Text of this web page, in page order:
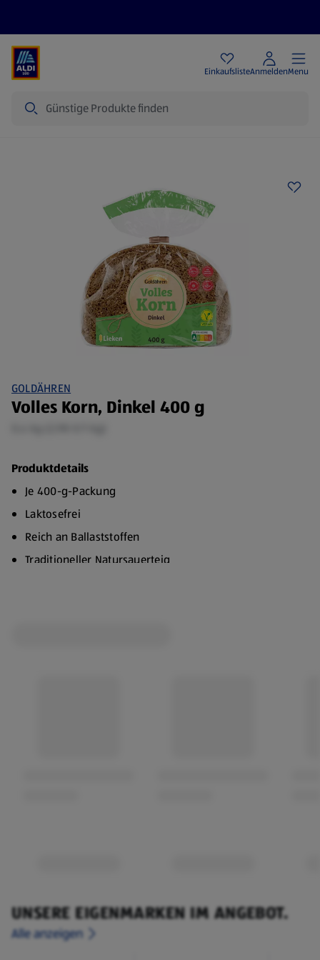
EinkaufslisteAnmeldenMenu
GOLDÄHREN
Volles Korn, Dinkel 400 g
Produktdetails
Je 400-g-Packung
Laktosefrei
Reich an Ballaststoffen
Traditioneller Natursauerteig
UNSERE EIGENMARKEN IM ANGEBOT.
Alle anzeigen